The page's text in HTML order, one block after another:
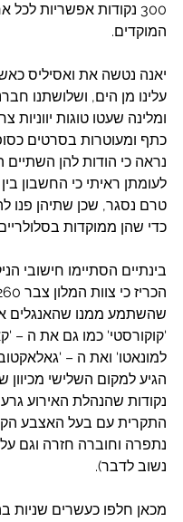
300 נקודות אפשריות
המוקדים.
יאנה נטשה את ואסיליס
עלינו מן הים, ושלושתנו
ומלינה שעטו טוגות יווניות
כתף ומעוטרות בסרטים
נראה כי הודות להן השתיים
לעומתן ראיתי כי החשבון
טרם נסגר, שכן שתיהן פנו
כדי שהן ממוקדות
בינתיים הסתיימו חישובי
שהשתמע ממנו שהאנגלים
'קוקורסטי' כמו גם את ה –
למונאטו' ואת ה –
נקודות שהנהלת האירוע
התקרית עם בעל האצבע
נתפרה וחוברה חזרה וגם
נשוב לדבר).
מכאן חלפו כעשרים שניות